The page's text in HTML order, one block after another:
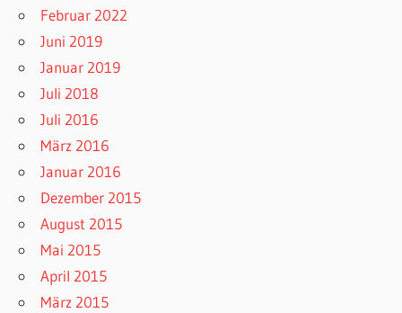
Februar 2022
Juni 2019
Januar 2019
Juli 2018
Juli 2016
März 2016
Januar 2016
Dezember 2015
August 2015
Mai 2015
April 2015
März 2015